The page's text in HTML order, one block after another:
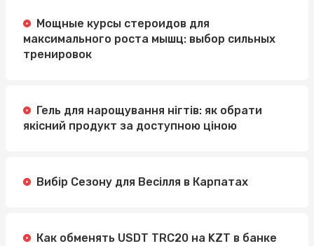
Мощные курсы стероидов для
максимального роста мышц: выбор сильных
тренировок
Гель для нарощування нігтів: як обрати
якісний продукт за доступною ціною
Вибір Сезону для Весілля в Карпатах
Как обменять USDT TRC20 на KZT в банке